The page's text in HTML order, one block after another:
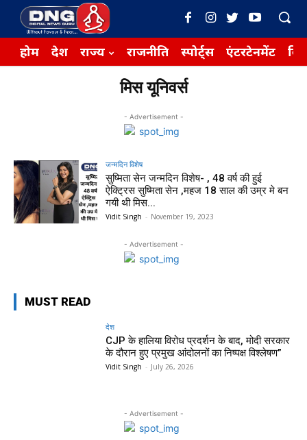
होम देश राज्य राजनीति स्पोर्ट्स एंटरटेनमेंट
मिस यूनिवर्स
- Advertisement -
जन्मदिन विशेष
सुष्मिता सेन जन्मदिन विशेष- , 48 वर्ष की हुई
ऐक्ट्रिस सुष्मिता सेन ,महज 18 साल की उम्र मे बन
गयी थी मिस...
Vidit Singh - November 19, 2023
- Advertisement -
MUST READ
देश
CJP के हालिया विरोध प्रदर्शन के बाद, मोदी सरकार
के दौरान हुए प्रमुख आंदोलनों का निष्पक्ष विश्लेषण”
Vidit Singh - July 26, 2026
- Advertisement -